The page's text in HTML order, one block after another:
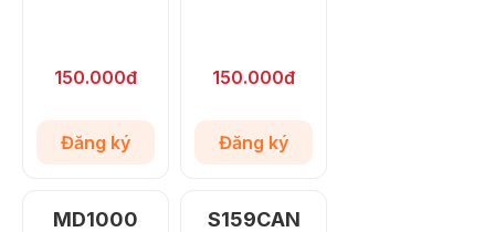
150.000đ
Đăng ký
150.000đ
Đăng ký
MD1000 S159CAN